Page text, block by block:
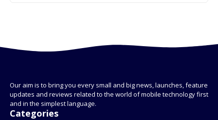
Our aim is to bring you every small and big news, launches, feature
updates and reviews related to the world of mobile technology first
and in the simplest language.
Categories